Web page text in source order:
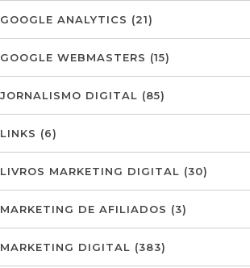
GOOGLE ANALYTICS (21)
GOOGLE WEBMASTERS (15)
JORNALISMO DIGITAL (85)
LINKS (6)
LIVROS MARKETING DIGITAL (30)
MARKETING DE AFILIADOS (3)
MARKETING DIGITAL (383)